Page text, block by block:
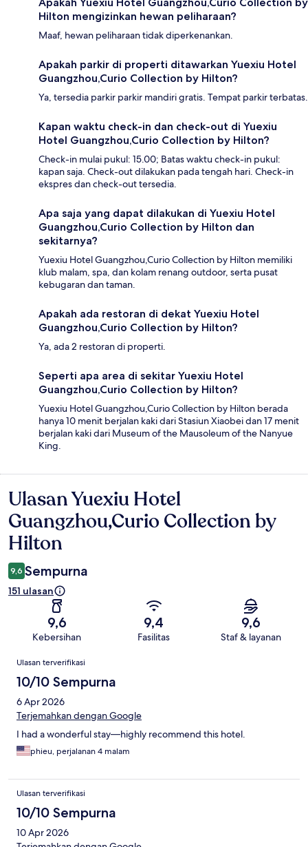
Hilton mengizinkan hewan peliharaan?
Maaf, hewan peliharaan tidak diperkenankan.
Apakah parkir di properti ditawarkan Yuexiu Hotel
Guangzhou,Curio Collection by Hilton?
Ya, tersedia parkir parkir mandiri gratis. Tempat parkir terbatas.
Kapan waktu check-in dan check-out di Yuexiu
Hotel Guangzhou,Curio Collection by Hilton?
Check-in mulai pukul: 15.00; Batas waktu check-in pukul:
kapan saja. Check-out dilakukan pada tengah hari. Check-in
ekspres dan check-out tersedia.
Apa saja yang dapat dilakukan di Yuexiu Hotel
Guangzhou,Curio Collection by Hilton dan
sekitarnya?
Yuexiu Hotel Guangzhou,Curio Collection by Hilton memiliki
klub malam, spa, dan kolam renang outdoor, serta pusat
kebugaran dan taman.
Apakah ada restoran di dekat Yuexiu Hotel
Guangzhou,Curio Collection by Hilton?
Ya, ada 2 restoran di properti.
Seperti apa area di sekitar Yuexiu Hotel
Guangzhou,Curio Collection by Hilton?
Yuexiu Hotel Guangzhou,Curio Collection by Hilton berada
hanya 10 menit berjalan kaki dari Stasiun Xiaobei dan 17 menit
berjalan kaki dari Museum of the Mausoleum of the Nanyue
King.
Ulasan
Ulasan Yuexiu Hotel
Guangzhou,Curio Collection by
Hilton
9,6 Sempurna
151 ulasan
9,6
Kebersihan
9,4
Fasilitas
9,6
Staf & layanan
Ulasan
Ulasan terverifikasi
10/10 Sempurna
6 Apr 2026
Terjemahkan dengan Google
I had a wonderful stay—highly recommend this hotel.
phieu, perjalanan 4 malam
Ulasan terverifikasi
10/10 Sempurna
10 Apr 2026